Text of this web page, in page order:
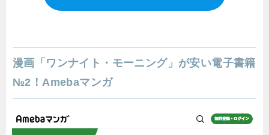
漫画「ワンナイト・モーニング」が安い電子書籍
№2！Amebaマンガ